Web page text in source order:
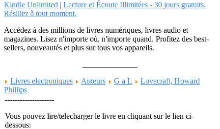
Kindle Unlimited | Lecture et Écoute Illimitées - 30 jours gratuits.
Résiliez à tout moment.
Accédez à des millions de livres numériques, livres audio et
magazines. Lisez n'importe où, n'importe quand. Profitez des best-
sellers, nouveautés et plus sur tous vos appareils.
Livres electroniques
Auteurs G a L
Lovecraft, Howard
Phillips
--------------------
Vous pouvez lire/telecharger le livre en cliquant sur le lien ci-
dessous: